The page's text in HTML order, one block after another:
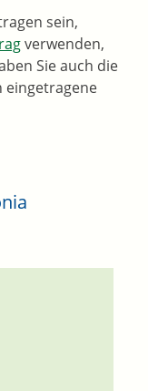
sein,
verwenden,
Sie auch die
eingetragene